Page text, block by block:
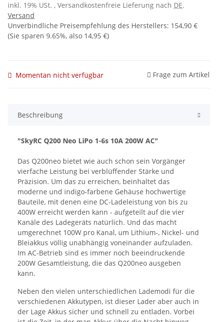
inkl. 19% USt. , Versandkostenfreie Lieferung nach DE.
Versand
Unverbindliche Preisempfehlung des Herstellers: 154,90 €
(Sie sparen 9.65%, also 14,95 €)
Momentan nicht verfügbar Frage zum Artikel
Beschreibung
"SkyRC Q200 Neo LiPo 1-6s 10A 200W AC"
Das Q200neo bietet wie auch schon sein Vorgänger
vierfache Leistung bei verblüffender Stärke und
Präzision. Um das zu erreichen, beinhaltet das
moderne und indigo-farbene Gehäuse hochwertige
Bauteile, mit denen eine DC-Ladeleistung von bis zu
400W erreicht werden kann - aufgeteilt auf die vier
Kanäle des Ladegeräts natürlich. Und das macht
umgerechnet 100W pro Kanal, um Lithium-, Nickel- und
Bleiakkus völlig unabhängig voneinander aufzuladen.
Im AC-Betrieb sind es immer noch beeindruckende
200W Gesamtleistung, die das Q200neo ausgeben
kann.
Neben den vielen unterschiedlichen Lademodi für die
verschiedenen Akkutypen, ist dieser Lader aber auch in
der Lage Akkus sicher und schnell zu entladen. Vorbei